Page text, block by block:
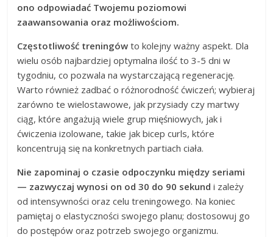
ono odpowiadać Twojemu poziomowi
zaawansowania oraz możliwościom.
Częstotliwość treningów to kolejny ważny aspekt. Dla
wielu osób najbardziej optymalna ilość to 3-5 dni w
tygodniu, co pozwala na wystarczającą regenerację.
Warto również zadbać o różnorodność ćwiczeń; wybieraj
zarówno te wielostawowe, jak przysiady czy martwy
ciąg, które angażują wiele grup mięśniowych, jak i
ćwiczenia izolowane, takie jak bicep curls, które
koncentrują się na konkretnych partiach ciała.
Nie zapominaj o czasie odpoczynku między seriami
— zazwyczaj wynosi on od 30 do 90 sekund i zależy
od intensywności oraz celu treningowego. Na koniec
pamiętaj o elastyczności swojego planu; dostosowuj go
do postępów oraz potrzeb swojego organizmu.